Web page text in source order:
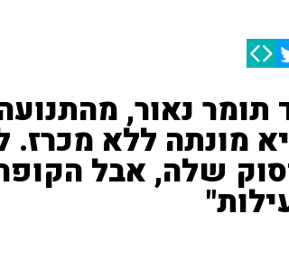
תומר נאור,
מונתה ללא מכרז.
שלה, אבל